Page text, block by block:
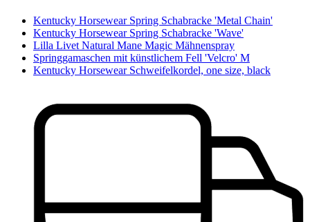
Kentucky Horsewear Spring Schabracke 'Metal Chain'
Kentucky Horsewear Spring Schabracke 'Wave'
Lilla Livet Natural Mane Magic Mähnenspray
Springgamaschen mit künstlichem Fell 'Velcro' M
Kentucky Horsewear Schweifelkordel, one size, black